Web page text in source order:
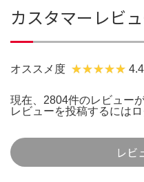
カスタマーレビ
オススメ度
現在、2804件のレビュー
レビューを投稿するには
レビ